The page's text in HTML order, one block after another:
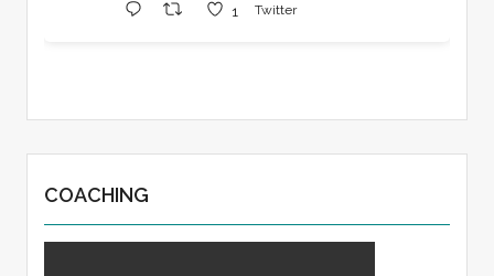
1 Twitter
COACHING